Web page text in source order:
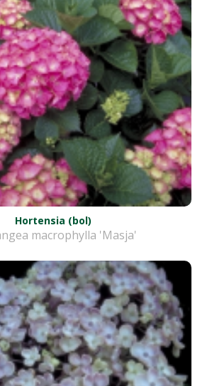
Hortensia (bol)
macrophylla 'Masja'